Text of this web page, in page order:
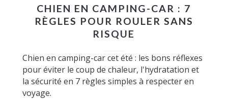
CHIEN EN CAMPING-CAR : 7
RÈGLES POUR ROULER SANS
RISQUE
Chien en camping-car cet été : les bons réflexes
pour éviter le coup de chaleur, l'hydratation et
la sécurité en 7 règles simples à respecter en
voyage.